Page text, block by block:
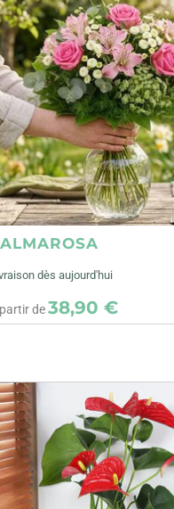
dès aujourd'hui
de38,90 €